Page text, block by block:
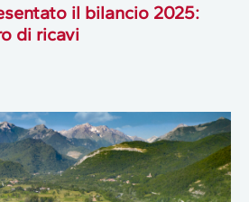
il bilancio 2025:
di ricavi